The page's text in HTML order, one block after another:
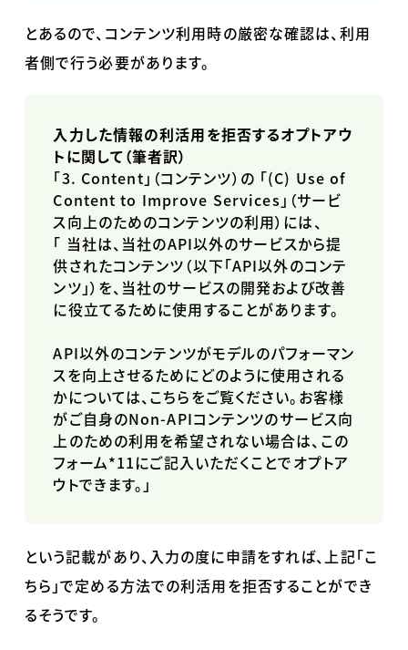
とあるので、コンテンツ利用時の厳密な確認は、利用
者側で行う必要があります。
入力した情報の利活用を拒否するオプトアウ
トに関して（筆者訳）
「3. Content 」（コンテンツ）の 「(C) Use of
Content to Improve Services 」（サービ
ス向上のためのコンテンツの利用）には、
「 当社は、当社のAPI以外のサービスから提
供されたコンテンツ（以下「API以外のコンテ
ンツ」）を、当社のサービスの開発および改善
に役立てるために使用することがあります。
API以外のコンテンツがモデルのパフォーマン
スを向上させるためにどのように使用される
かについては、こちらをご覧ください。お客様
がご自身のNon-APIコンテンツのサービス向
上のための利用を希望されない場合は、この
フォーム*11にご記入いただくことでオプトア
ウトできます。」
という記載があり、入力の度に申請をすれば、上記「こ
ちら」で定める方法での利活用を拒否することができ
るそうです。